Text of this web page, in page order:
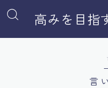
高みを目指
言